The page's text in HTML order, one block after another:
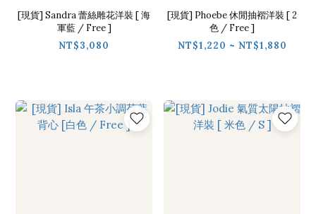
[現貨] Sandra 蕾絲雕花洋裝 [ 海
軍藍 / Free ]
NT$3,080
[現貨] Phoebe 休閒抽褶洋裝 [ 2
色 / Free ]
NT$1,220 ~ NT$1,880